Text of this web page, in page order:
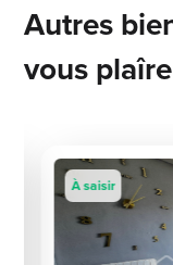
Autres
vous plaîre
À saisir